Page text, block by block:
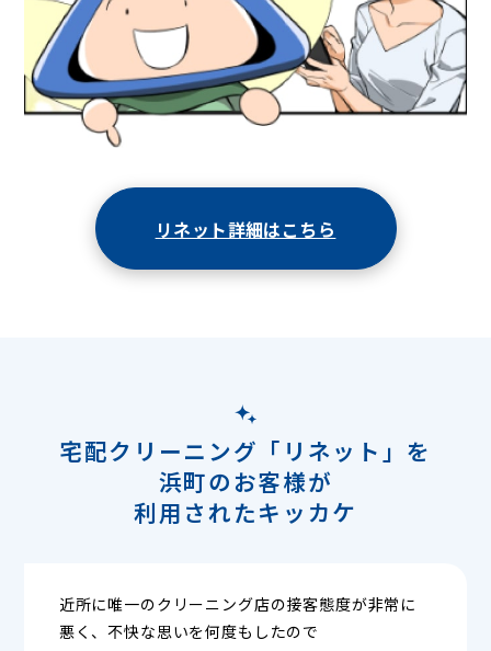
リネット詳細はこちら
宅配クリーニング「リネット」を
浜町のお客様が
利用されたキッカケ
近所に唯一のクリーニング店の接客態度が非常に
悪く、不快な思いを何度もしたので